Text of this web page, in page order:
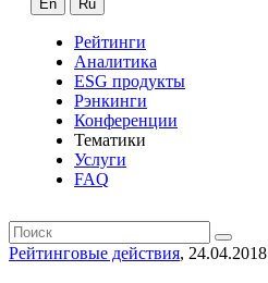
En Ru
Рейтинги
Аналитика
ESG продукты
Рэнкинги
Конференции
Тематики
Услуги
FAQ
Рейтинговые действия, 24.04.2018